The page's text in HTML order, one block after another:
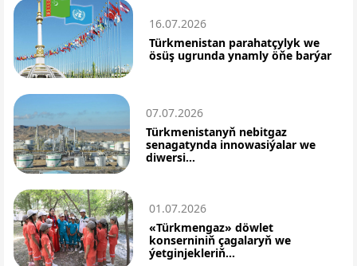
16.07.2026
Türkmenistan parahatçylyk we
ösüş ugrunda ynamly öňe barýar
07.07.2026
Türkmenistanyň nebitgaz
senagatynda innowasiýalar we
diwersi...
01.07.2026
«Türkmengaz» döwlet
konserniniň çagalaryň we
ýetginjekleriň...